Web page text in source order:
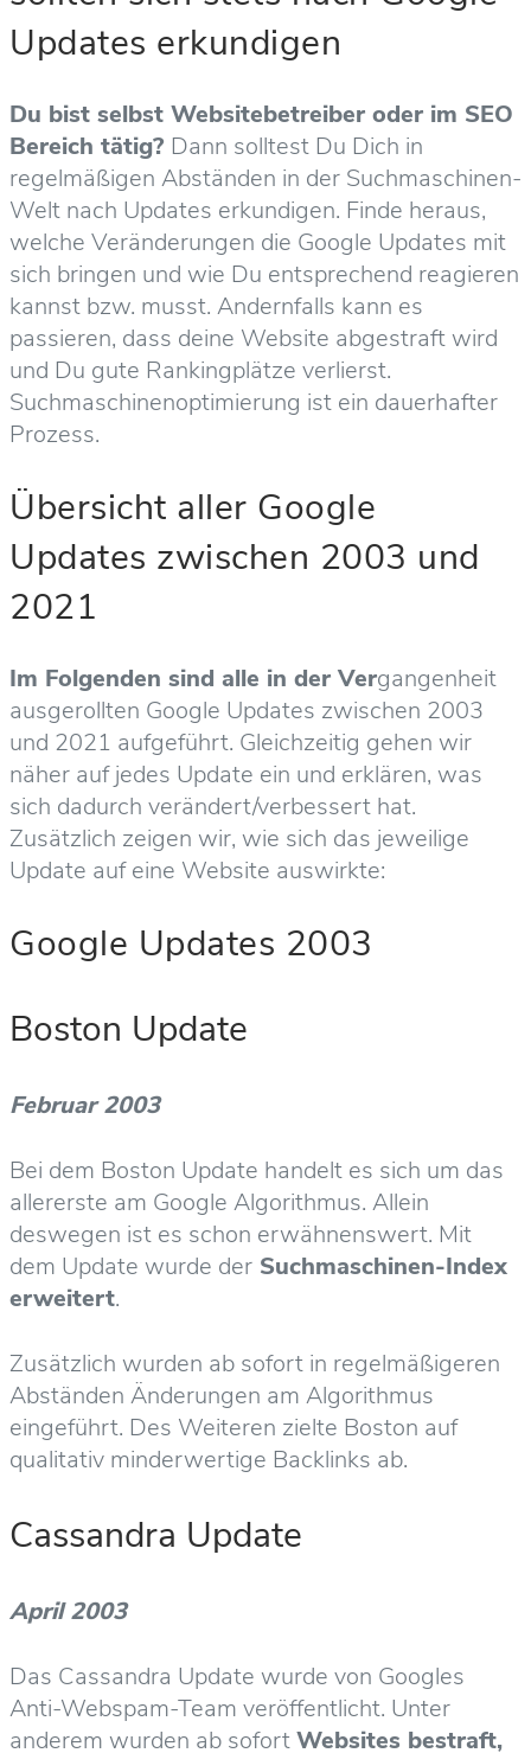
Updates erkundigen
Du bist selbst Websitebetreiber oder im SEO
Bereich tätig? Dann solltest Du Dich in
regelmäßigen Abständen in der Suchmaschinen-
Welt nach Updates erkundigen. Finde heraus,
welche Veränderungen die Google Updates mit
sich bringen und wie Du entsprechend reagieren
kannst bzw. musst. Andernfalls kann es
passieren, dass deine Website abgestraft wird
und Du gute Rankingplätze verlierst.
Suchmaschinenoptimierung ist ein dauerhafter
Prozess.
Übersicht aller Google
Updates zwischen 2003 und
2021
Im Folgenden sind alle in der Vergangenheit
ausgerollten Google Updates zwischen 2003
und 2021 aufgeführt. Gleichzeitig gehen wir
näher auf jedes Update ein und erklären, was
sich dadurch verändert/verbessert hat.
Zusätzlich zeigen wir, wie sich das jeweilige
Update auf eine Website auswirkte:
Google Updates 2003
Boston Update
Februar 2003
Bei dem Boston Update handelt es sich um das
allererste am Google Algorithmus. Allein
deswegen ist es schon erwähnenswert. Mit
dem Update wurde der Suchmaschinen-Index
erweitert.
Zusätzlich wurden ab sofort in regelmäßigeren
Abständen Änderungen am Algorithmus
eingeführt. Des Weiteren zielte Boston auf
qualitativ minderwertige Backlinks ab.
Cassandra Update
April 2003
Das Cassandra Update wurde von Googles
Anti-Webspam-Team veröffentlicht. Unter
anderem wurden ab sofortWebsites bestraft,